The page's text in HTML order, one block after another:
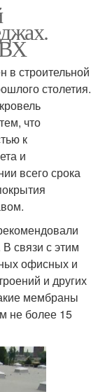
в строительной
столетия.
что
к
и
всего срока
связи с этим
офисных и
и других
мембраны
не более 15